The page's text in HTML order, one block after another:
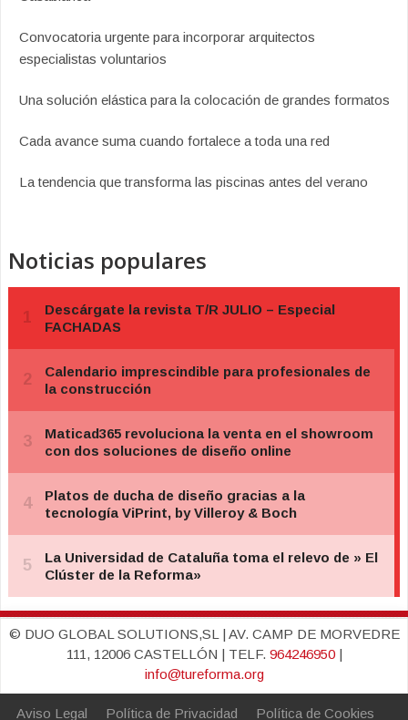
Convocatoria urgente para incorporar arquitectos
especialistas voluntarios
Una solución elástica para la colocación de grandes formatos
Cada avance suma cuando fortalece a toda una red
La tendencia que transforma las piscinas antes del verano
Noticias populares
© DUO GLOBAL SOLUTIONS,SL | AV. CAMP DE MORVEDRE
111, 12006 CASTELLÓN | TELF. 964246950|
info@tureforma.org
Aviso Legal Política de Privacidad
Política de Cookies